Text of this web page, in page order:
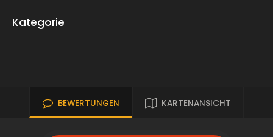
Kategorie
BEWERTUNGEN KARTENANSICHT